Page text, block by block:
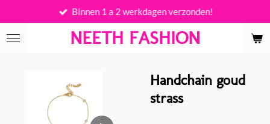
direct
naar
NEETH FASHION
Binnen 1 a 2 werkdagen verzonden!
Handchain goud
strass